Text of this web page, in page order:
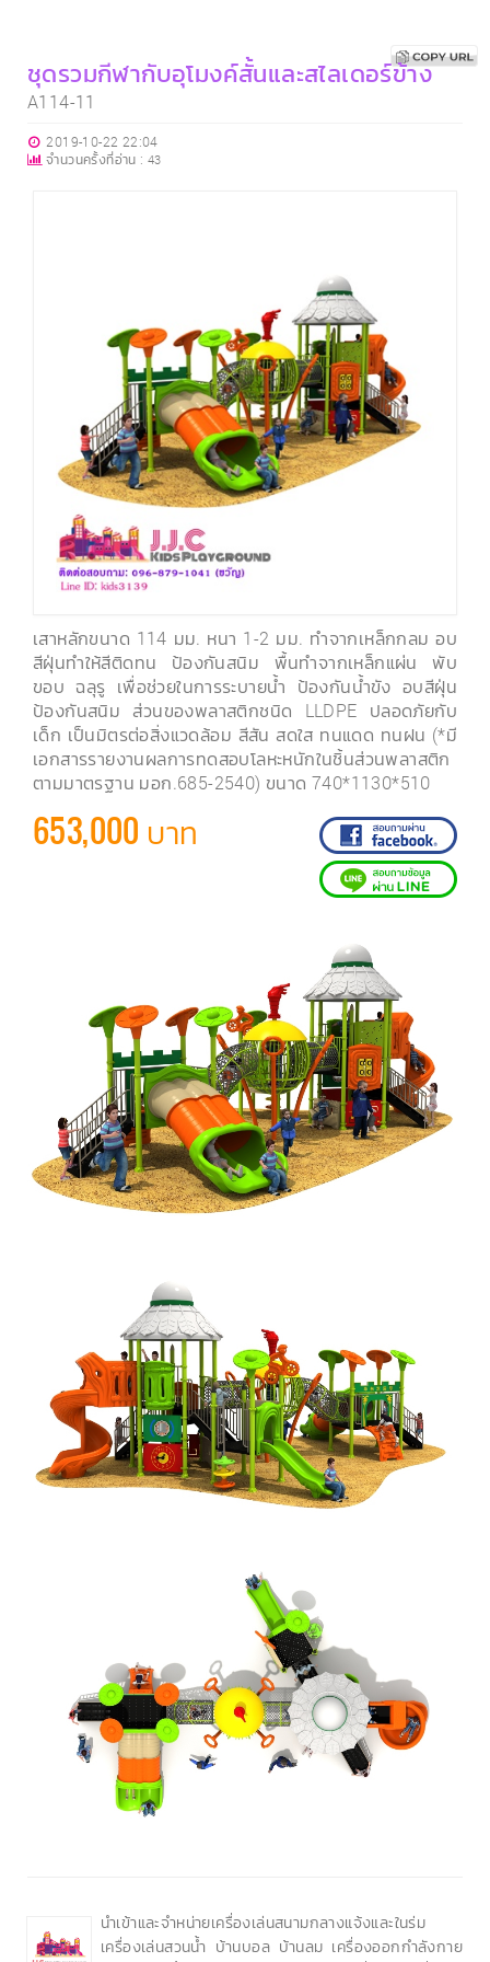
ชุดรวมกีฬากับอุโมงค์สั้นและสไลเดอร์ข้าง
A114-11
2019-10-22 22:04
จำนวนครั้งที่อ่าน : 43
เสาหลักขนาด 114 มม. หนา 1-2 มม. ทำจากเหล็กกลม อบ
สีฝุ่นทำให้สีติดทน ป้องกันสนิม พื้นทำจากเหล็กแผ่น พับ
ขอบ ฉลุรู เพื่อช่วยในการระบายน้ำ ป้องกันน้ำขัง อบสีฝุ่น
ป้องกันสนิม ส่วนของพลาสติกชนิด LLDPE ปลอดภัยกับ
เด็ก เป็นมิตรต่อสิ่งแวดล้อม สีสัน สดใส ทนแดด ทนฝน (*มี
เอกสารรายงานผลการทดสอบโลหะหนักในชิ้นส่วนพลาสติก
ตามมาตรฐาน มอก.685-2540) ขนาด 740*1130*510
653,000 บาท
นำเข้าและจำหน่ายเครื่องเล่นสนามกลางแจ้งและในร่ม
เครื่องเล่นสวนน้ำ บ้านบอล บ้านลม เครื่องออกกำลังกาย